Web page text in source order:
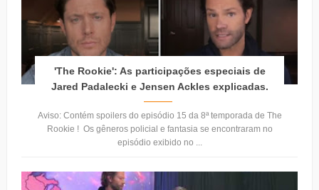
'The Rookie': As participações especiais de
Jared Padalecki e Jensen Ackles explicadas.
Aviso: Contém spoilers do episódio 15 da 8ª temporada de The
Rookie ! Os gêneros policial e fantasia se encontraram no
episódio exibido no ...